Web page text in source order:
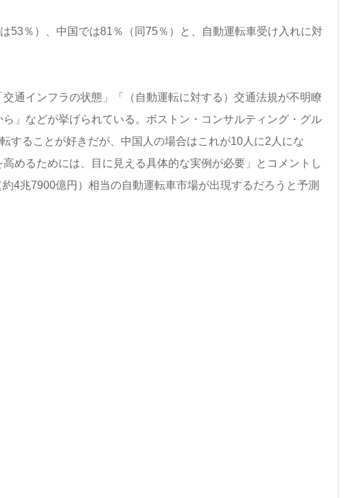
53％）、中国では81％（同75％）と、自動運転車受け入れに対
通インフラの状態」「（自動運転に対する）交通法規が不明瞭
」などが挙げられている。ボストン・コンサルティング・グル
することが好きだが、中国人の場合はこれが10人に2人にな
めるためには、目に見える具体的な実例が必要」とコメントし
4兆7900億円）相当の自動運転車市場が出現するだろうと予測